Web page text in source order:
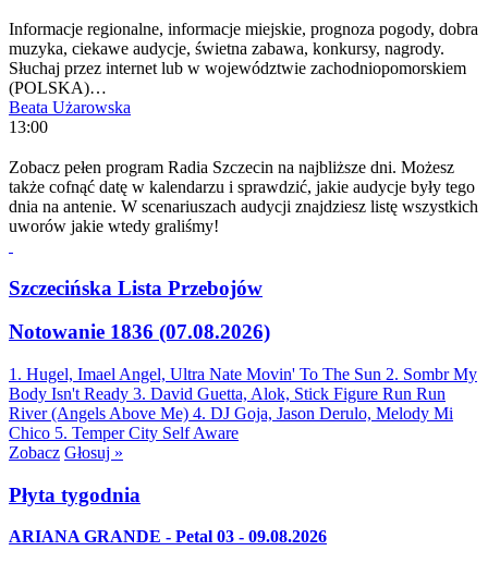
Informacje regionalne, informacje miejskie, prognoza pogody, dobra
muzyka, ciekawe audycje, świetna zabawa, konkursy, nagrody.
Słuchaj przez internet lub w województwie zachodniopomorskiem
(POLSKA)…
Beata Użarowska
13:00
Zobacz pełen program Radia Szczecin na najbliższe dni. Możesz
także cofnąć datę w kalendarzu i sprawdzić, jakie audycje były tego
dnia na antenie. W scenariuszach audycji znajdziesz listę wszystkich
uworów jakie wtedy graliśmy!
Szczecińska Lista Przebojów
Notowanie 1836 (07.08.2026)
1. Hugel, Imael Angel, Ultra Nate Movin' To The Sun 2. Sombr My
Body Isn't Ready 3. David Guetta, Alok, Stick Figure Run Run
River (Angels Above Me) 4. DJ Goja, Jason Derulo, Melody Mi
Chico 5. Temper City Self Aware
Zobacz Głosuj »
Płyta tygodnia
ARIANA GRANDE - Petal 03 - 09.08.2026